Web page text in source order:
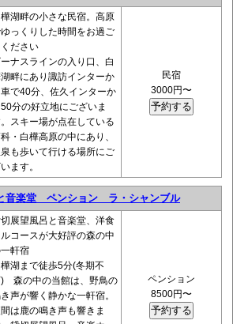
湖畔の小さな民宿。高原
っくりした時間をお過ご
ください
ーナスラインの入り口、白
畔にあり諏訪インターか
車で40分、佐久インターか
50分の好立地にございま
スキー場が点在している
・白樺高原の中にあり、
も歩いて行ける場所にご
ます。
民宿
3000円〜
音楽堂 ペンション ラ・シャンブル
展望風呂と音楽堂、洋食
コースが大好評の森の中
軒宿
湖まで徒歩5分(冬期不
森の中の当館は、野鳥の
声が響く静かな一軒宿。
は鹿の鳴き声も響きま
ペンション
8500円〜